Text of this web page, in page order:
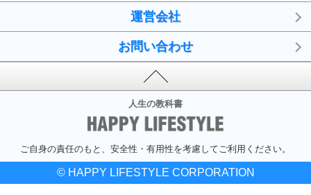
運営会社
お問い合わせ
人生の教科書
ご自身の責任のもと、安全性・有用性を考慮してご利用ください。
© HAPPY LIFESTYLE CORPORATION